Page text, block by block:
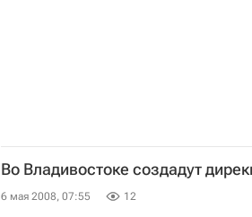
Во Владивостоке создадут
6 мая 2008, 07:55 12